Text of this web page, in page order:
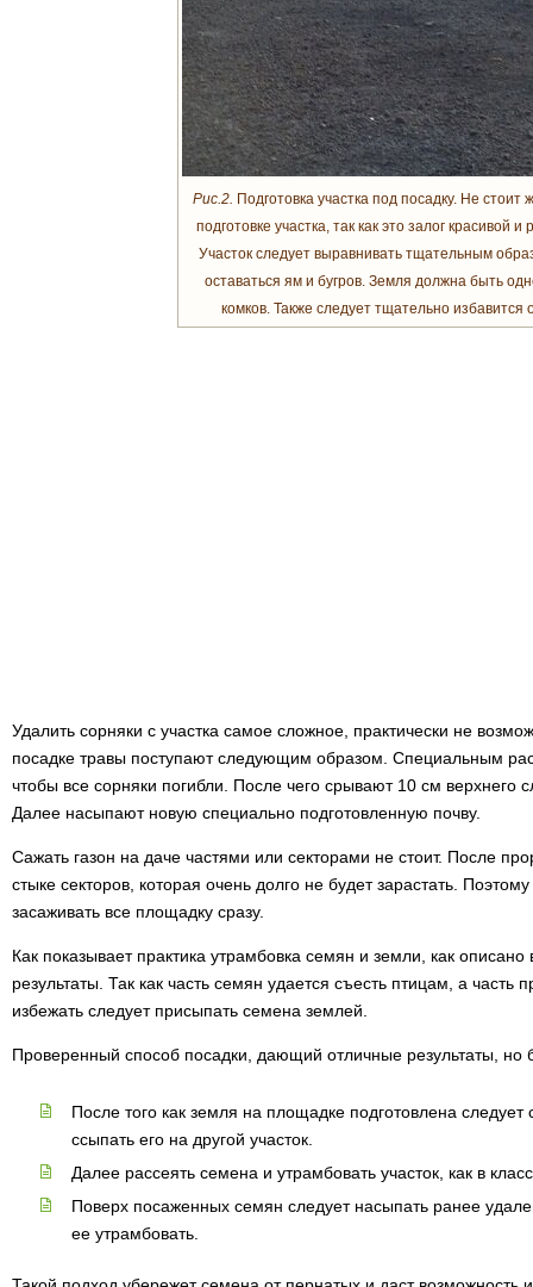
Рис.2. Подготовка участка под посадку. Не стоит
подготовке участка, так как это залог красивой и
Участок следует выравнивать тщательным
оставаться ям и бугров. Земля должна быть
комков. Также следует тщательно избавится
Удалить сорняки с участка самое сложное, практически не
посадке травы поступают следующим образом. Специальным
чтобы все сорняки погибли. После чего срывают 10 см верхнего
Далее насыпают новую специально подготовленную почву.
Сажать газон на даче частями или секторами не стоит. После
стыке секторов, которая очень долго не будет зарастать.
засаживать все площадку сразу.
Как показывает практика утрамбовка семян и земли, как
результаты. Так как часть семян удается съесть птицам, а часть
избежать следует присыпать семена землей.
Проверенный способ посадки, дающий отличные результаты,
После того как земля на площадке подготовлена
ссыпать его на другой участок.
Далее рассеять семена и утрамбовать участок, как в
Поверх посаженных семян следует насыпать ранее
ее утрамбовать.